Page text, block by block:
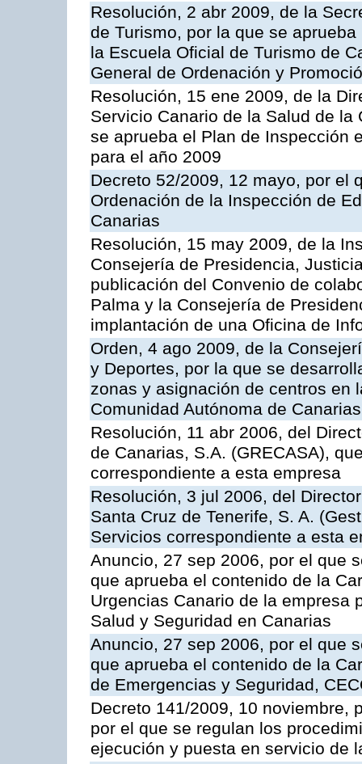
Resolución, 2 abr 2009, de la
de Turismo, por la que se
la Escuela Oficial de Turismo de
General de Ordenación y
Resolución, 15 ene 2009, de la
Servicio Canario de la Salud de
se aprueba el Plan de Inspección
para el año 2009
Decreto 52/2009, 12 mayo, por el
Ordenación de la Inspección de
Canarias
Resolución, 15 may 2009, de la
Consejería de Presidencia,
publicación del Convenio de
Palma y la Consejería de
implantación de una Oficina de
Orden, 4 ago 2009, de la
y Deportes, por la que se
zonas y asignación de centros en
Comunidad Autónoma de Canarias
Resolución, 11 abr 2006, del
de Canarias, S.A. (GRECASA),
correspondiente a esta empresa
Resolución, 3 jul 2006, del
Santa Cruz de Tenerife, S. A.
Servicios correspondiente a esta
Anuncio, 27 sep 2006, por el que
que aprueba el contenido de la
Urgencias Canario de la empresa
Salud y Seguridad en Canarias
Anuncio, 27 sep 2006, por el que
que aprueba el contenido de la
de Emergencias y Seguridad,
Decreto 141/2009, 10 noviembre,
por el que se regulan los
ejecución y puesta en servicio de